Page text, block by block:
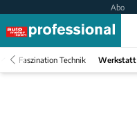
Abo
Faszination Technik Werkstatt